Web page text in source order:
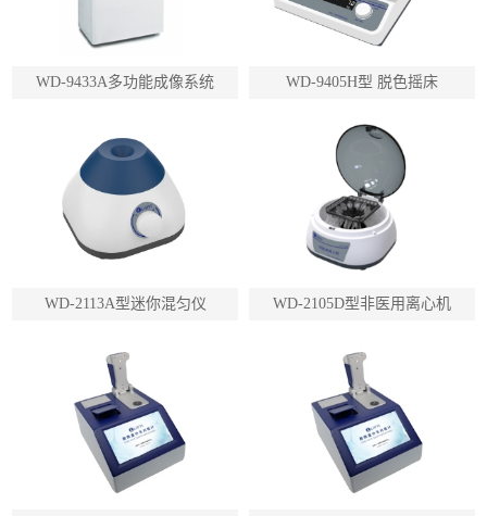
WD-9433A多功能成像系统 WD-9405H型 脱色摇床
WD-2113A型迷你混匀仪 WD-2105D型非医用离心机